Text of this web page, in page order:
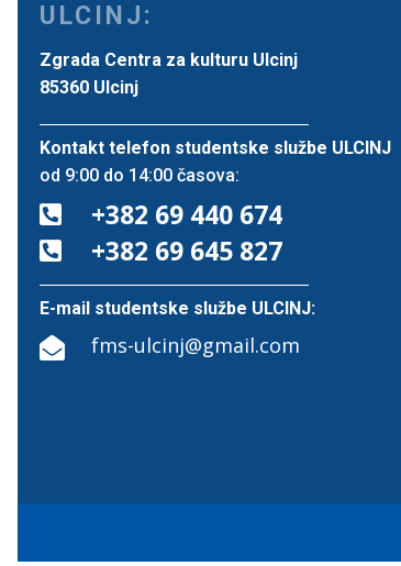
ULCINJ:
Zgrada Centra za kulturu Ulcinj
85360 Ulcinj
Kontakt telefon studentske službe ULCINJ
od 9:00 do 14:00 časova:
 +382 69 440 674
 +382 69 645 827
E-mail studentske službe ULCINJ:
 fms-ulcinj@gmail.com